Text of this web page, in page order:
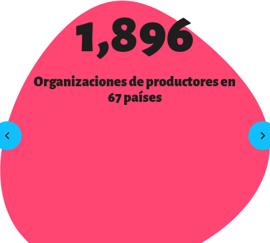
1,896
Organizaciones de productores en
67 países